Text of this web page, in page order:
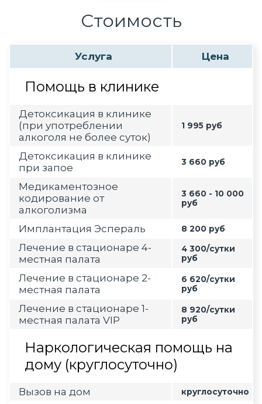
Стоимость
Услуга Цена
Помощь в клинике
Детоксикация в клинике
(при употреблении
алкоголя не более суток)
1 995 руб
Детоксикация в клинике
при запое
3 660 руб
Медикаментозное
кодирование от
алкоголизма
3 660 - 10 000
руб
Имплантация Эспераль 8 200 руб
Лечение в стационаре 4-
местная палата
4 300/сутки
руб
Лечение в стационаре 2-
местная палата
6 620/сутки
руб
Лечение в стационаре 1-
местная палата VIP
8 920/сутки
руб
Наркологическая помощь на
дому (круглосуточно)
Вызов на дом круглосуточно